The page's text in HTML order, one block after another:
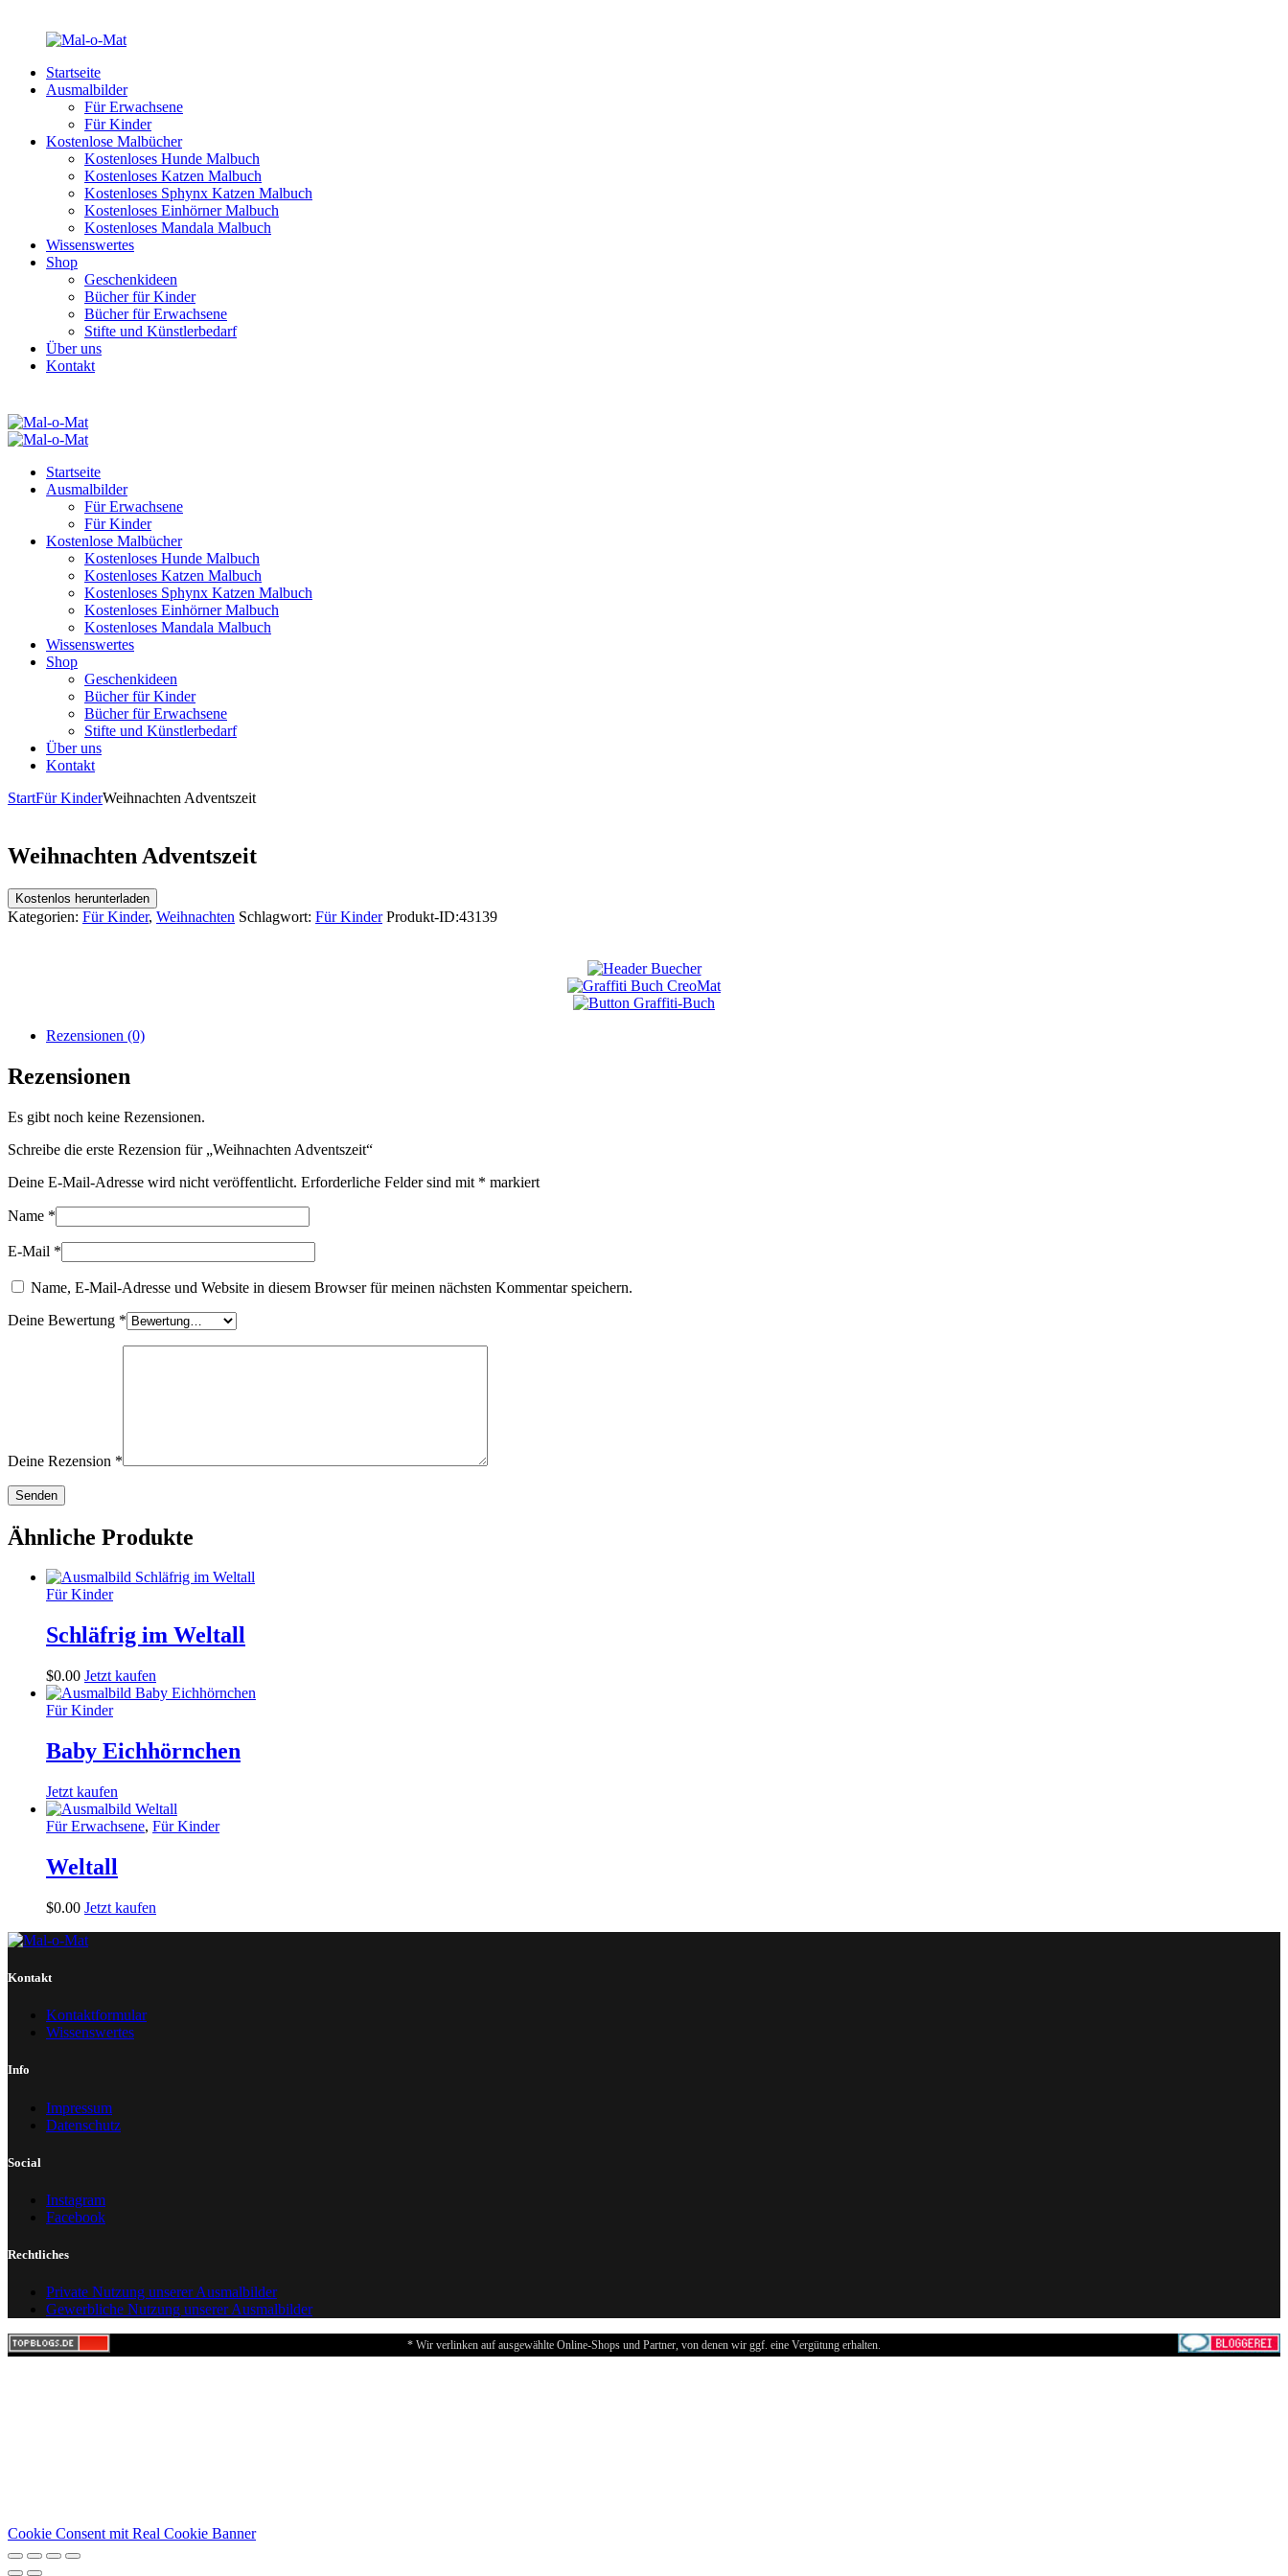
Startseite
Ausmalbilder
Für Erwachsene
Für Kinder
Kostenlose Malbücher
Kostenloses Hunde Malbuch
Kostenloses Katzen Malbuch
Kostenloses Sphynx Katzen Malbuch
Kostenloses Einhörner Malbuch
Kostenloses Mandala Malbuch
Wissenswertes
Shop
Geschenkideen
Bücher für Kinder
Bücher für Erwachsene
Stifte und Künstlerbedarf
Über uns
Kontakt
Startseite
Ausmalbilder
Für Erwachsene
Für Kinder
Kostenlose Malbücher
Kostenloses Hunde Malbuch
Kostenloses Katzen Malbuch
Kostenloses Sphynx Katzen Malbuch
Kostenloses Einhörner Malbuch
Kostenloses Mandala Malbuch
Wissenswertes
Shop
Geschenkideen
Bücher für Kinder
Bücher für Erwachsene
Stifte und Künstlerbedarf
Über uns
Kontakt
StartFür KinderWeihnachten Adventszeit
Weihnachten Adventszeit
Kostenlos herunterladen
Kategorien: Für Kinder, Weihnachten Schlagwort: Für Kinder Produkt-ID:43139
Rezensionen (0)
Rezensionen
Es gibt noch keine Rezensionen.
Schreibe die erste Rezension für „Weihnachten Adventszeit“
Deine E-Mail-Adresse wird nicht veröffentlicht. Erforderliche Felder sind mit * markiert
Name *
E-Mail *
Name, E-Mail-Adresse und Website in diesem Browser für meinen nächsten Kommentar speichern.
Deine Bewertung *
Deine Rezension *
Ähnliche Produkte
Für Kinder
Schläfrig im Weltall
$0.00 Jetzt kaufen
Für Kinder
Baby Eichhörnchen
Jetzt kaufen
Für Erwachsene, Für Kinder
Weltall
$0.00 Jetzt kaufen
Kontakt
Kontaktformular
Wissenswertes
Info
Impressum
Datenschutz
Social
Instagram
Facebook
Rechtliches
Private Nutzung unserer Ausmalbilder
Gewerbliche Nutzung unserer Ausmalbilder
* Wir verlinken auf ausgewählte Online-Shops und Partner, von denen wir ggf. eine Vergütung erhalten.
Cookie Consent mit Real Cookie Banner